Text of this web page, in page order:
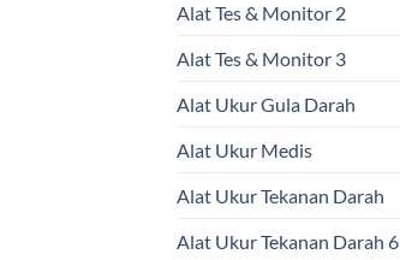
Alat Tes & Monitor 2
Alat Tes & Monitor 3
Alat Ukur Gula Darah
Alat Ukur Medis
Alat Ukur Tekanan Darah
Alat Ukur Tekanan Darah 6